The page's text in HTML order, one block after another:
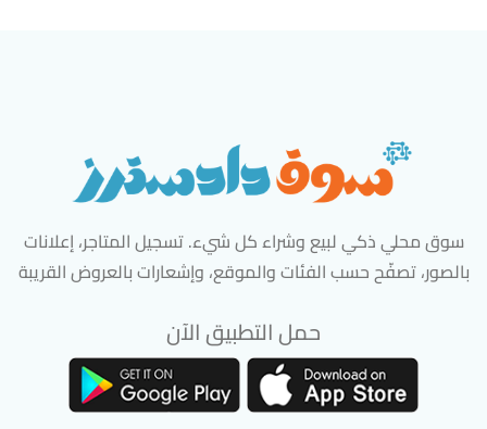
سوق محلي ذكي لبيع وشراء كل شيء. تسجيل المتاجر، إعلانات
بالصور، تصفّح حسب الفئات والموقع، وإشعارات بالعروض القريبة
حمل التطبيق الآن